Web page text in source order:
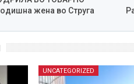
жена во Струга
UNCATEGORIZED